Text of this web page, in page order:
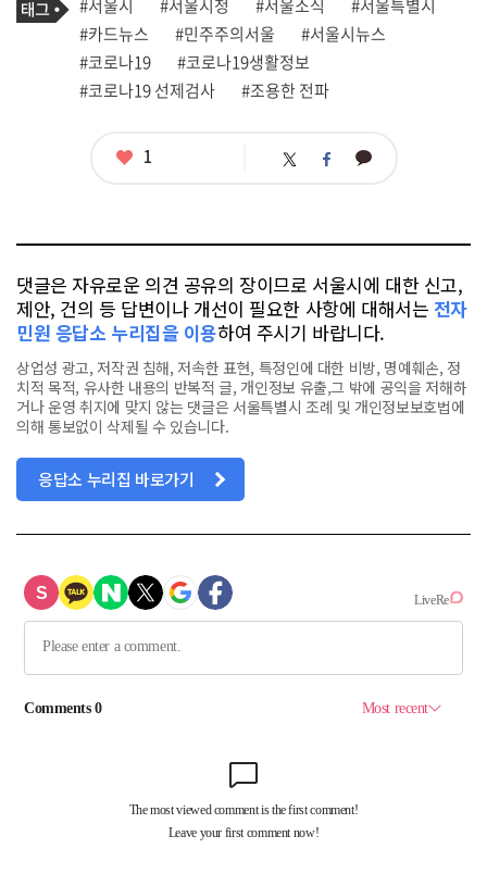
사
관
련
태
그
그
#서울시 #서울시청 #서울소식
#서울특별시
#카드뉴스
#민주주의서울
#서울시뉴스
#코로나19
#코로나19생활정보
#코로나19 선제검사
#조용한 전파
좋1 트 페 카
댓글은 자유로운 의견 공유의 장이므로 서울시에 대한 신고,
제안, 건의 등 답변이나 개선이 필요한 사항에 대해서는 전자
민원 응답소 누리집을 이용하여 주시기 바랍니다.
상업성 광고, 저작권 침해, 저속한 표현, 특정인에 대한 비방, 명예훼손, 정
치적 목적, 유사한 내용의 반복적 글, 개인정보 유출,그 밖에 공익을 저해하
거나 운영 취지에 맞지 않는 댓글은 서울특별시 조례 및 개인정보보호법에
의해 통보없이 삭제될 수 있습니다.
응답소 누리집 바로가기